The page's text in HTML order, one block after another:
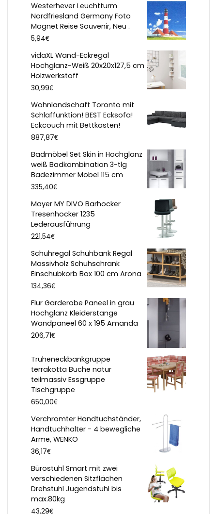
Westerhever Leuchtturm
Nordfriesland Germany Foto
Magnet Reise Souvenir, Neu .
5,94€
vidaXL Wand-Eckregal
Hochglanz-Weiß 20x20x127,5 cm
Holzwerkstoff
30,99€
Wohnlandschaft Toronto mit
Schlaffunktion! BEST Ecksofa!
Eckcouch mit Bettkasten!
887,87€
Badmöbel Set Skin in Hochglanz
weiß Badkombination 3-tlg
Badezimmer Möbel 115 cm
335,40€
Mayer MY DIVO Barhocker
Tresenhocker 1235
Lederausführung
221,54€
Schuhregal Schuhbank Regal
Massivholz Schuhschrank
Einschubkorb Box 100 cm Arona
134,36€
Flur Garderobe Paneel in grau
Hochglanz Kleiderstange
Wandpaneel 60 x 195 Amanda
206,71€
Truheneckbankgruppe
terrakotta Buche natur
teilmassiv Essgruppe
Tischgruppe
650,00€
Verchromter Handtuchständer,
Handtuchhalter - 4 bewegliche
Arme, WENKO
36,17€
Bürostuhl Smart mit zwei
verschiedenen Sitzflächen
Drehstuhl Jugendstuhl bis
max.80kg
43,29€